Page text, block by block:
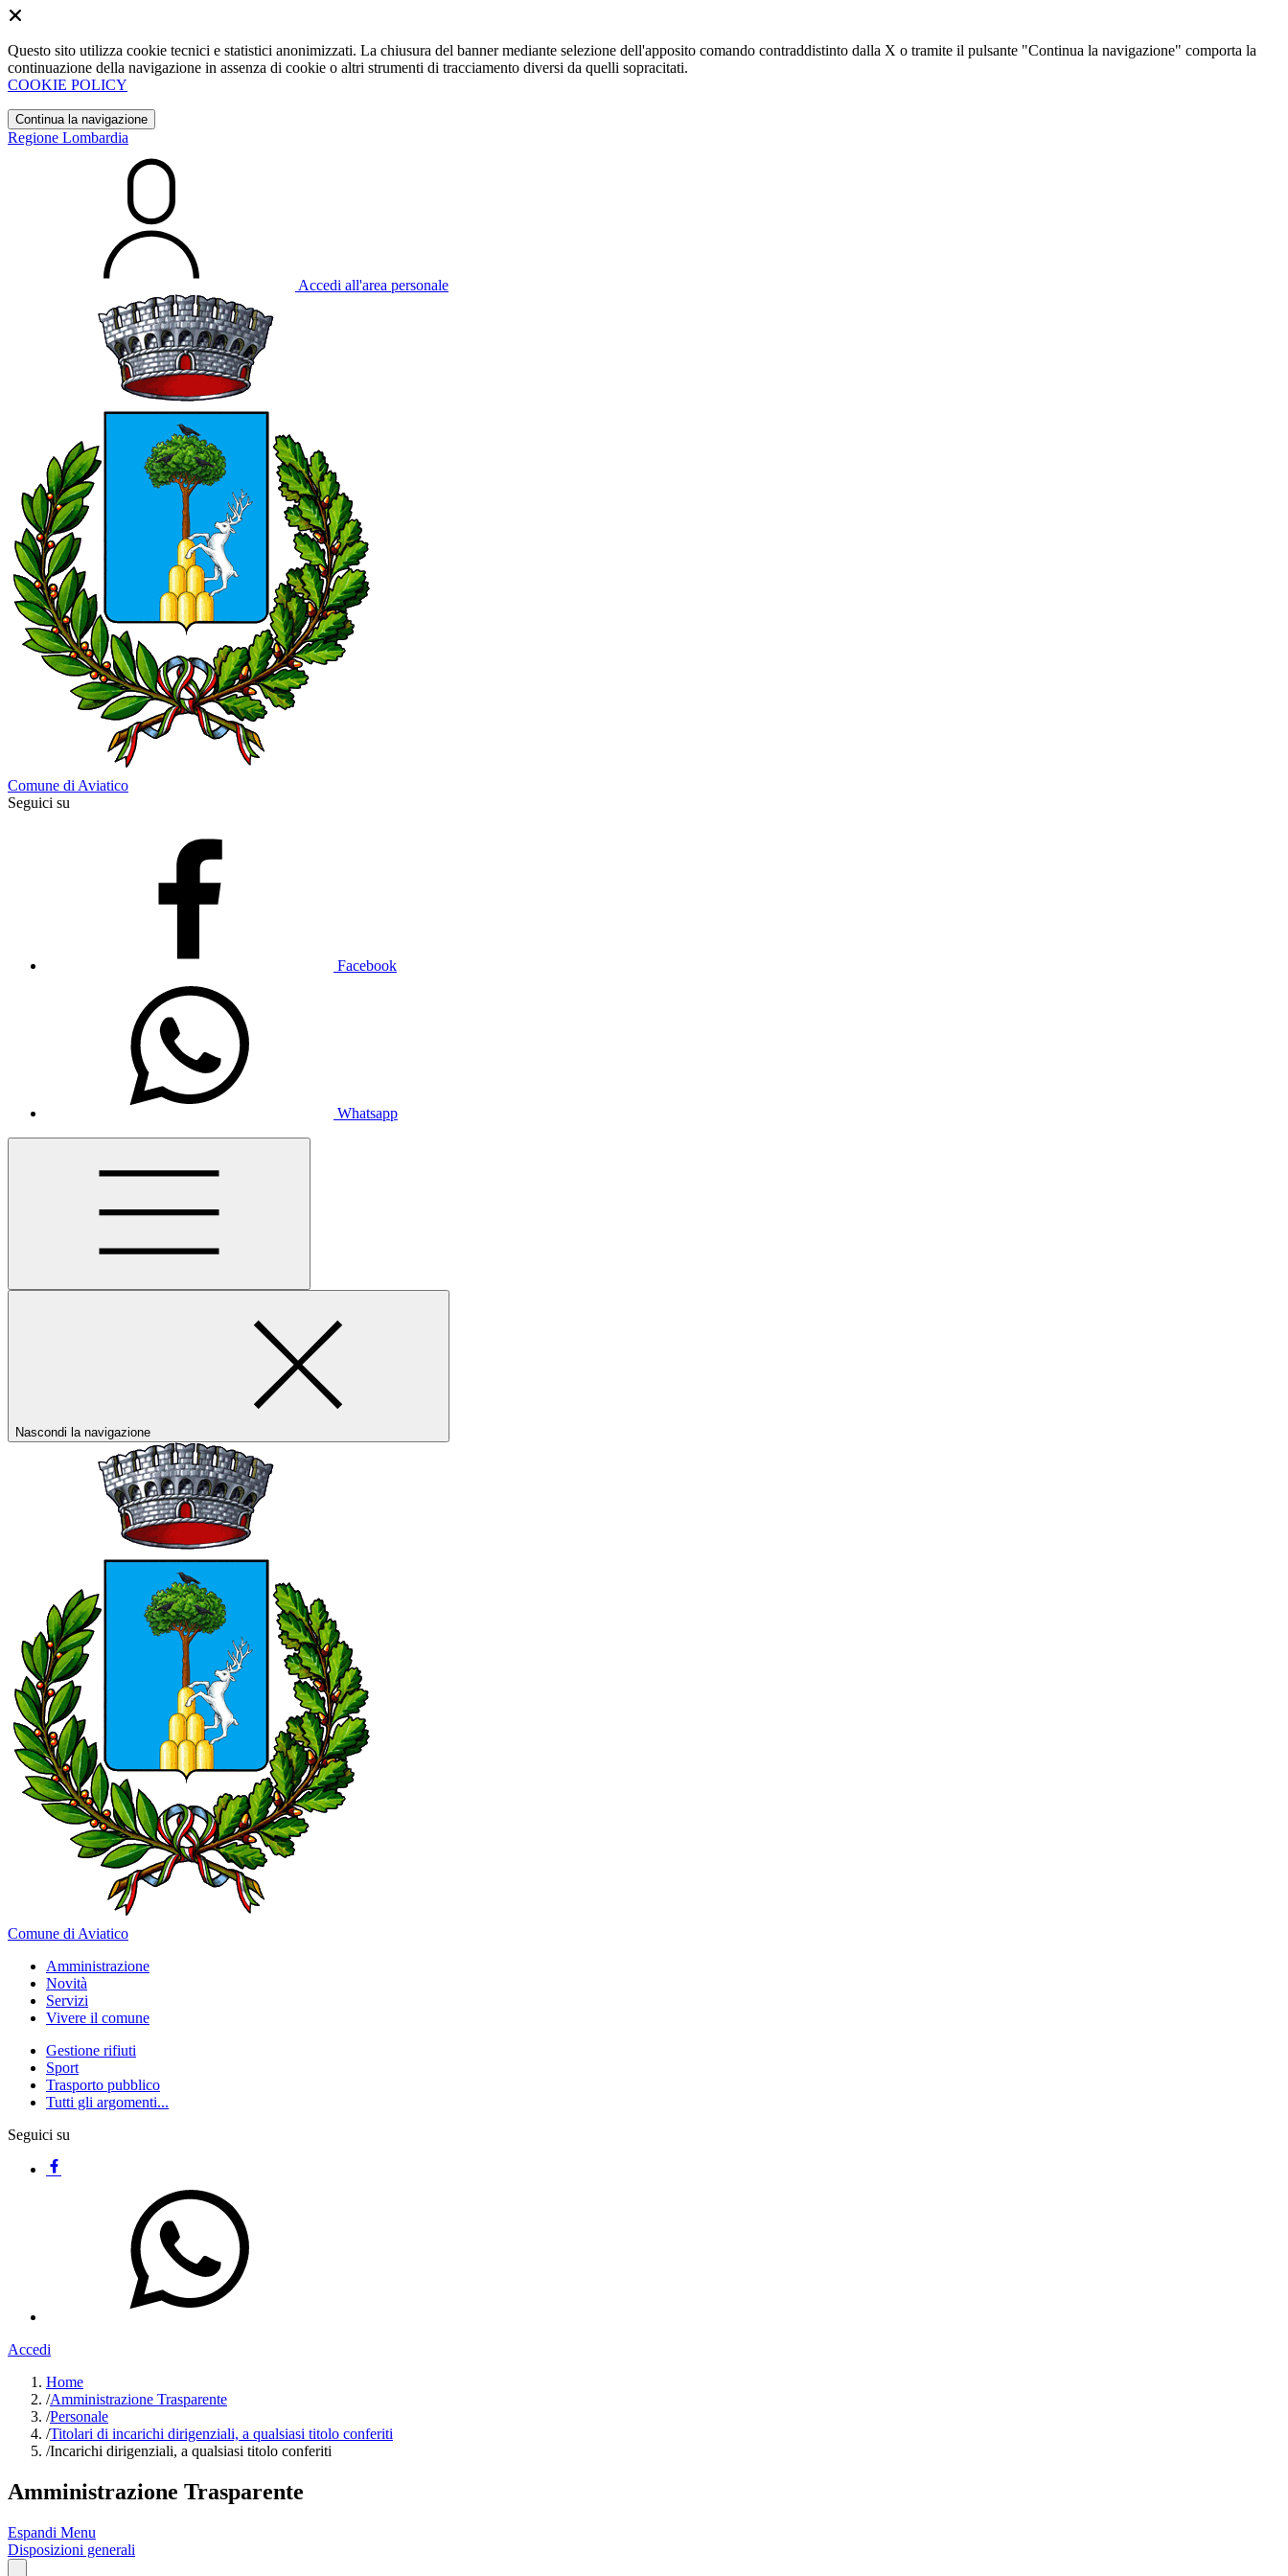
Questo sito utilizza cookie tecnici e statistici anonimizzati. La chiusura del banner mediante selezione dell'apposito comando contraddistinto dalla X o tramite il pulsante "Continua la navigazione" comporta la
continuazione della navigazione in assenza di cookie o altri strumenti di tracciamento diversi da quelli sopracitati.
COOKIE POLICY
Continua la navigazione
Regione Lombardia
Accedi all'area personale
Comune di Aviatico
Seguici su
Facebook
Whatsapp
Nascondi la navigazione
Comune di Aviatico
Amministrazione
Novità
Servizi
Vivere il comune
Gestione rifiuti
Sport
Trasporto pubblico
Tutti gli argomenti...
Seguici su
Accedi
Home
/Amministrazione Trasparente
/Personale
/Titolari di incarichi dirigenziali, a qualsiasi titolo conferiti
/Incarichi dirigenziali, a qualsiasi titolo conferiti
Amministrazione Trasparente
Espandi Menu
Disposizioni generali